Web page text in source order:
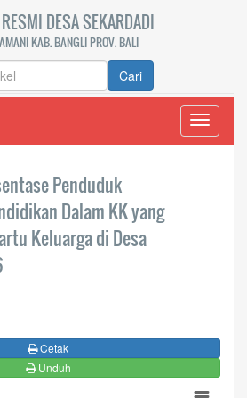
DESA SEKARDADI
KAB. BANGLI PROV. BALI
Cari
Toggle
Penduduk
Dalam KK yang
Keluarga di Desa
Cetak
Unduh